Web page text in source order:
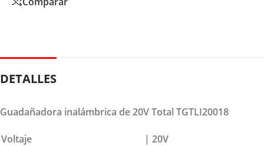
DETALLES
Guadañadora inalámbrica de 20V Total TGTLI20018
Voltaje
| 20V